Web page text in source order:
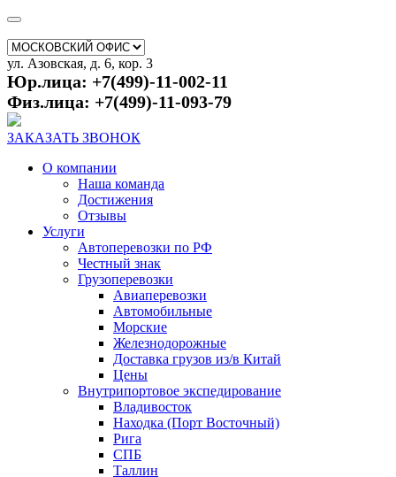
ул. Азовская, д. 6, кор. 3
Юр.лица: +7(499)-11-002-11
Физ.лица: +7(499)-11-093-79
ЗАКАЗАТЬ ЗВОНОК
О компании
Наша команда
Достижения
Отзывы
Услуги
Автоперевозки по РФ
Честный знак
Грузоперевозки
Авиаперевозки
Автомобильные
Морские
Железнодорожные
Доставка грузов из/в Китай
Цены
Внутрипортовое экспедирование
Владивосток
Находка (Порт Восточный)
Рига
СПБ
Таллин